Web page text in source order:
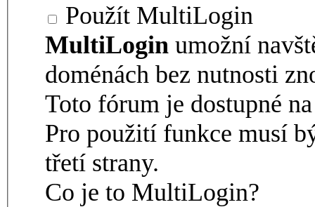
Použít MultiLogin
MultiLogin umožní
doménách bez nutnosti
Toto fórum je dostupné
Pro použití funkce musí
třetí strany.
Co je to MultiLogin?